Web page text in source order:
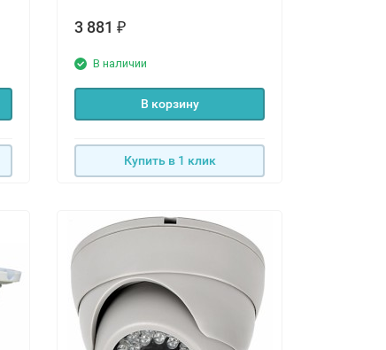
3 881 ₽
В наличии
В корзину
Купить в 1 клик